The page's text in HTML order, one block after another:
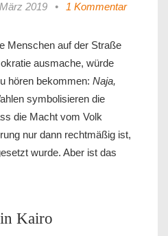
2019 • 1 Kommentar
Menschen auf der Straße
ausmache, würde
hören bekommen: Naja,
symbolisieren die
die Macht vom Volk
nur dann rechtmäßig ist,
wurde. Aber ist das
Kairo